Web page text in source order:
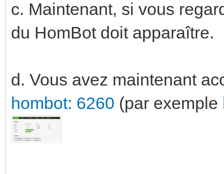
c. Maintenant, si vous
du HomBot doit apparaître.
d. Vous avez maintenant
hombot: 6260 (par exemple